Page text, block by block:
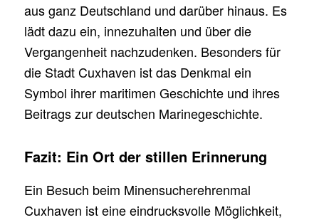
aus ganz Deutschland und darüber hinaus. Es
lädt dazu ein, innezuhalten und über die
Vergangenheit nachzudenken. Besonders für
die Stadt Cuxhaven ist das Denkmal ein
Symbol ihrer maritimen Geschichte und ihres
Beitrags zur deutschen Marinegeschichte.
Fazit: Ein Ort der stillen Erinnerung
Ein Besuch beim Minensucherehrenmal
Cuxhaven ist eine eindrucksvolle Möglichkeit,